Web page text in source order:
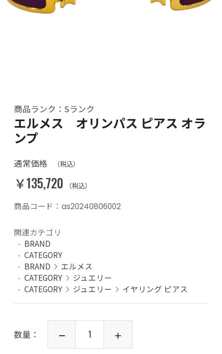
商品ランク：Sランク
エルメス オリンパス ピアス オラ
ンプ
通常価格 （税込）
￥135,720 （税込）
商品コード：as20240806002
関連カテゴリ
BRAND
CATEGORY
BRAND
エルメス
CATEGORY
ジュエリー
CATEGORY
ジュエリー イヤリング ピアス
数量：